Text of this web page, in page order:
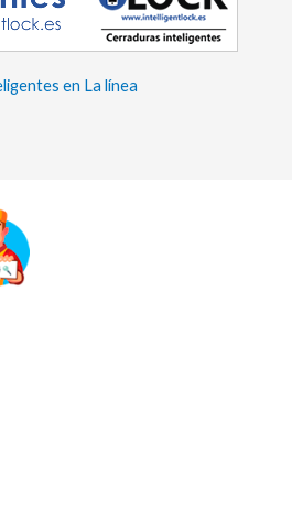
en La línea